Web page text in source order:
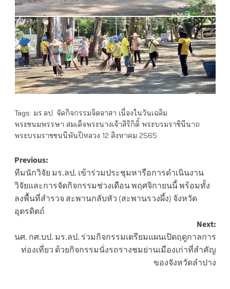
Tags: มร.ลป. จัดกิจกรรมจิตอาสา เนื่องในวันเฉลิม
พระชนมพรรษา สมเด็จพระนางเจ้าสิริกิติ์ พระบรมราชินีนาถ
พระบรมราชชนนีพันปีหลวง 12 สิงหาคม 2565
Post
navigation
Previous:
ทีมนักวิจัย มร.ลป. เข้าร่วมประชุมหารือการดำเนินงาน
วิจัยและการจัดกิจกรรมช่วงเดือน พฤศจิกายนนี้ พร้อมทั้ง
ลงพื้นที่สำรวจ สะพานกลับหัว (สะพานรวงผึ้ง) จังหวัด
อุตรดิตถ์
Next:
นศ. กศ.บป. มร.ลป. ร่วมกิจกรรมเตรียมแผนเปิดฤดูกาลการ
ท่องเที่ยว ด้วยกิจกรรมนั่งรถรางชมย่านเมืองเก่าที่สำคัญ
ของจังหวัดลำปาง